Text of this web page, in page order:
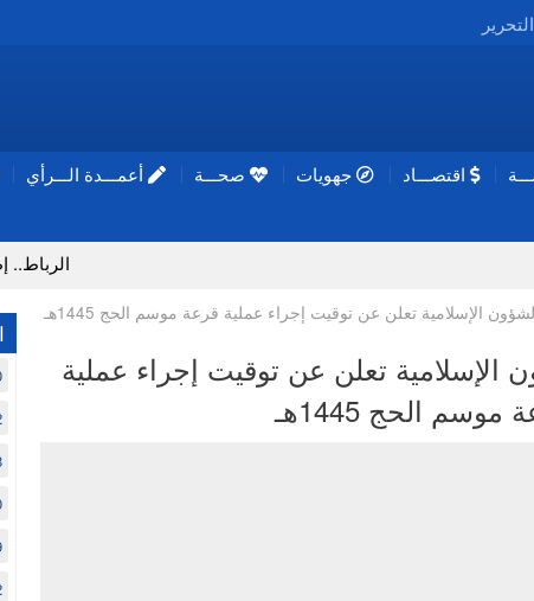
اقتصـــاد جهويات صحـــة أعمـــدة الـــرأي
الرباط.. إطلاق
الإسلامية تعلن عن توقيت إجراء عملية قرعة موسم الحج 1445هـ
الإسلامية تعلن عن توقيت إجراء عملية
موسم الحج 1445هـ